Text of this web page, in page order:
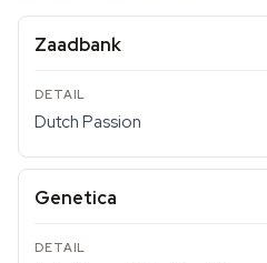
Zaadbank
Dutch Passion
Genetica